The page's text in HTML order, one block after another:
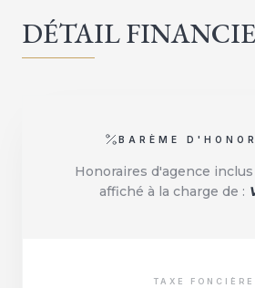
DÉTAIL
BARÈME
Honoraires d'agence
affiché à la charge de :
TAXE FONCIÈRE